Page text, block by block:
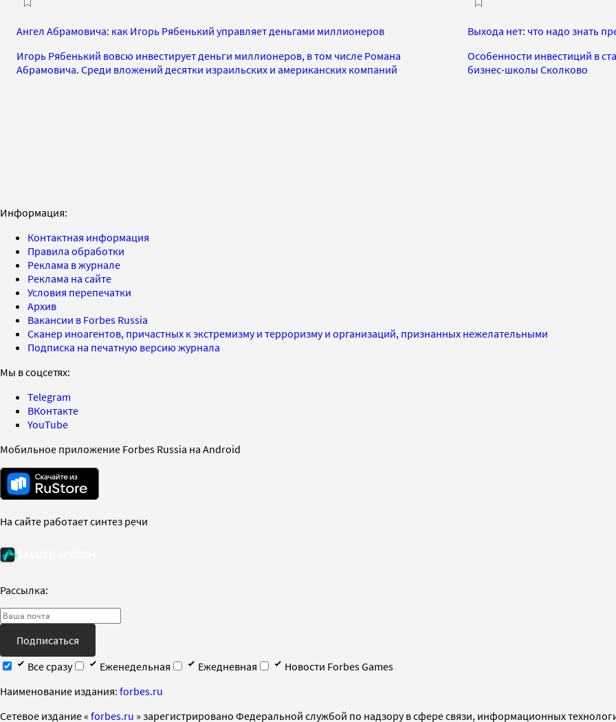
Ангел Абрамовича: как Игорь Рябенький управляет деньгами миллионеров
Игорь Рябенький вовсю инвестирует деньги миллионеров, в том числе Романа
Абрамовича. Среди вложений десятки израильских и американских компаний
Выхода нет: что надо знать
Особенности инвестиций в
бизнес-школы Сколково
Информация:
Контактная информация
Правила обработки
Реклама в журнале
Реклама на сайте
Условия перепечатки
Архив
Вакансии в Forbes Russia
Сканер иноагентов, причастных к экстремизму и терроризму и организаций, признанных нежелательными
Подписка на печатную версию журнала
Мы в соцсетях:
Telegram
ВКонтакте
YouTube
Мобильное приложение Forbes Russia на Android
На сайте работает синтез речи
Рассылка:
Подписаться
Все сразу
Еженедельная Ежедневная
Новости Forbes Games
Наименование издания: forbes.ru
Cетевое издание « forbes.ru » зарегистрировано Федеральной службой по надзору в сфере связи, информационных